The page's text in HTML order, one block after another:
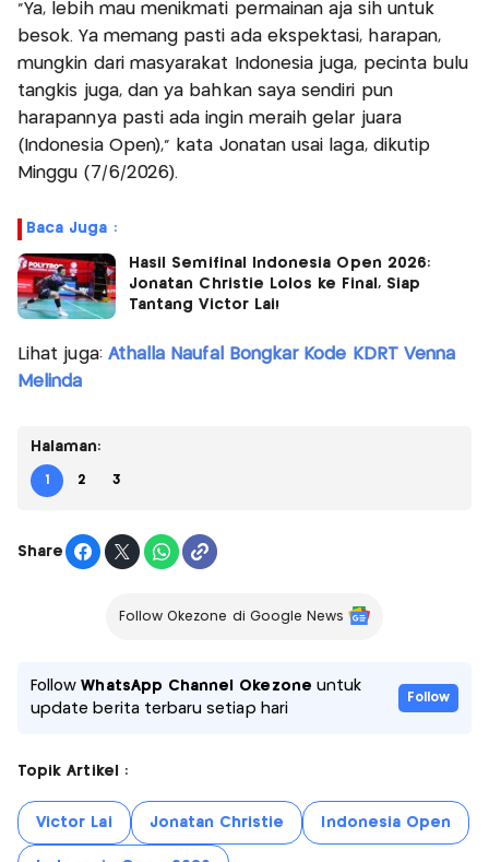
"Ya, lebih mau menikmati permainan aja sih untuk
besok. Ya memang pasti ada ekspektasi, harapan,
mungkin dari masyarakat Indonesia juga, pecinta bulu
tangkis juga, dan ya bahkan saya sendiri pun
harapannya pasti ada ingin meraih gelar juara
(Indonesia Open)," kata Jonatan usai laga, dikutip
Minggu (7/6/2026).
Baca Juga :
Hasil Semifinal Indonesia Open 2026:
Jonatan Christie Lolos ke Final, Siap
Tantang Victor Lai!
Lihat juga: Athalla Naufal Bongkar Kode KDRT Venna
Melinda
Halaman:
1 2 3
Share
Follow Okezone di Google News
FollowWhatsApp Channel Okezone untuk
update berita terbaru setiap hari
Follow
Topik Artikel :
Victor Lai Jonatan Christie Indonesia Open